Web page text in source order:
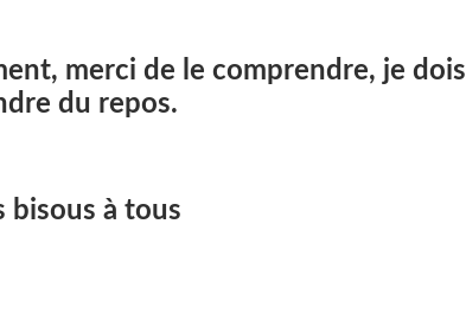
merci de le comprendre, je dois
du repos.
bisous à tous